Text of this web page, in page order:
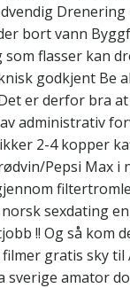
bort vann
flasser kan
godkjent Be
er derfor bra
administrativ
2-4 kopper
Pepsi Max i
sexdating
!! Og så kom
gratis sky til
sverige amator